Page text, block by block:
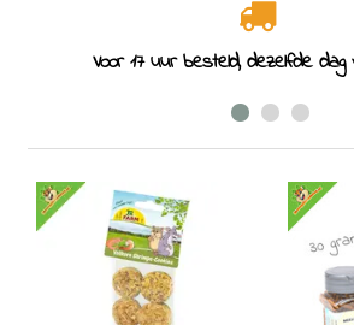
Voor 17 uur besteld, dezelfde dag